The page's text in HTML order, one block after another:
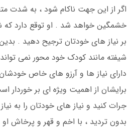
اگر از این جهت ناکام شود ، به شدت
خشمگین خواهد شد . او توقع دارد که
بر نیاز های خودتان ترجیح دهید .
شیفته مانند کودک خود محور نمی
دارای نیاز ها و آرزو های خاص
برایشان از اهمیت ویژه ای بر خوردار
جرات کنید و نیاز های خودتان را به
بدون تردید ، با اخم و قهر و پرخاش